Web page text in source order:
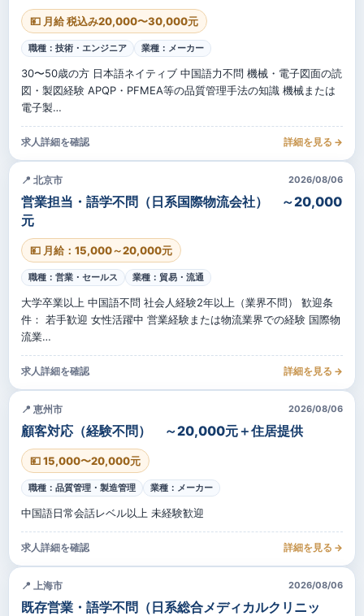
💴 月給 税込み20,000〜30,000元
職種：技術・エンジニア 業種：メーカー
30〜50歳の方 日本語ネイティブ 中国語力不問 機械・電子図面の読
図・製図経験 APQP・PFMEA等の品質管理手法の知識 機械または
電子製…
求人詳細を確認 詳細を見る →
📍 北京市 2026/08/06
営業担当・語学不問（日系国際物流会社） ～20,000
元
💴 月給：15,000～20,000元
職種：営業・セールス 業種：貿易・流通
大学卒業以上 中国語不問 社会人経験2年以上（業界不問） 歓迎条
件： 若手歓迎 女性活躍中 営業経験または物流業界での経験 国際物
流業…
求人詳細を確認 詳細を見る →
📍 恵州市 2026/08/06
顧客対応（経験不問） ～20,000元＋住居提供
💴 15,000〜20,000元
職種：品質管理・製造管理 業種：メーカー
中国語日常会話レベル以上 未経験歓迎
求人詳細を確認 詳細を見る →
📍 上海市 2026/08/06
既存営業・語学不問（日系総合メディカルクリニッ